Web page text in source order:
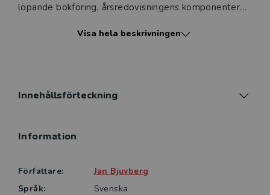
löpande bokföring, årsredovisningens komponenter
praktiskt verksamma juristen.
teoretiska avsnitten innehåller en genomgång av
de mer praktiskt orienterade avsnitten omfattar
Visa hela beskrivningen
Innehållsförteckning
Information
Författare:
Jan Bjuvberg
Språk:
Svenska